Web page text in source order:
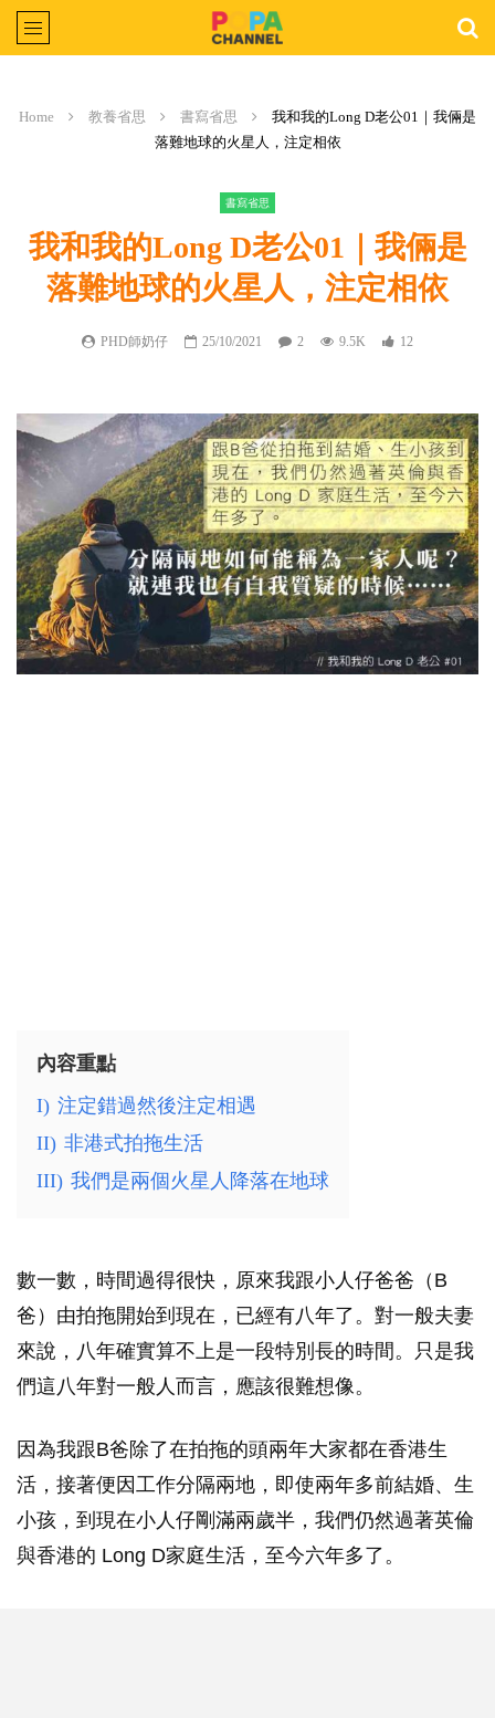
Home 教養省思 書寫省思
我和我的Long D老公01｜我倆是
落難地球的火星人，注定相依
書寫省思
我和我的Long D老公01｜我倆是
落難地球的火星人，注定相依
PHD師奶仔 25/10/2021 2 9.5K 12
內容重點
I) 注定錯過然後注定相遇
II) 非港式拍拖生活
III) 我們是兩個火星人降落在地球
數一數，時間過得很快，原來我跟小人仔爸爸（B
爸）由拍拖開始到現在，已經有八年了。對一般夫妻
來說，八年確實算不上是一段特別長的時間。只是我
們這八年對一般人而言，應該很難想像。
因為我跟B爸除了在拍拖的頭兩年大家都在香港生
活，接著便因工作分隔兩地，即使兩年多前結婚、生
小孩，到現在小人仔剛滿兩歲半，我們仍然過著英倫
與香港的 Long D家庭生活，至今六年多了。